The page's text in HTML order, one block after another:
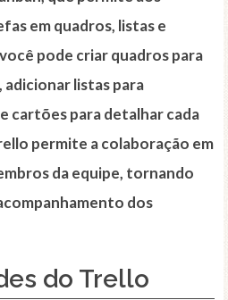
em quadros, listas e
pode criar quadros para
listas para
cartões para detalhar cada
permite a colaboração em
da equipe, tornando
dos
do Trello